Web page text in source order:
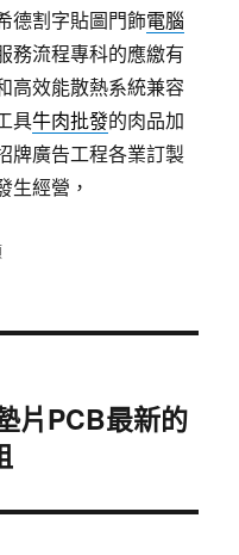
德割字貼圖門飾電腦
務流程專科的應繳有
高效能散熱系統兼容
具牛肉批發的肉品加
牌廣告工程各業訂製
生經營，
片PCB最新的